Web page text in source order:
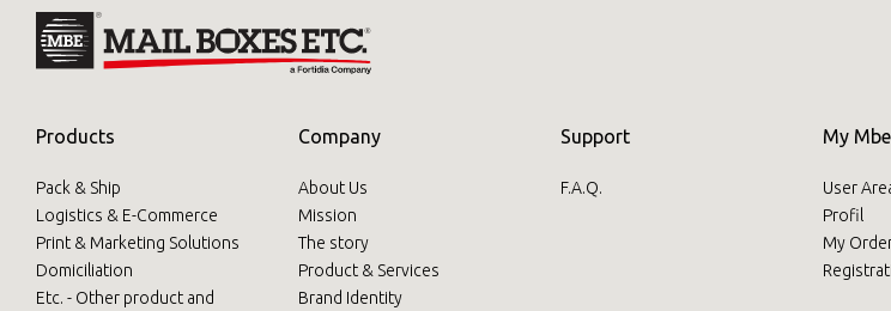
Products
Pack & Ship
Logistics & E-Commerce
Print & Marketing Solutions
Domiciliation
Etc. - Other product and
Company
About Us
Mission
The story
Product & Services
Brand Identity
Support
F.A.Q.
My Mbe
User
Profil
My
Insert your ZIP code or